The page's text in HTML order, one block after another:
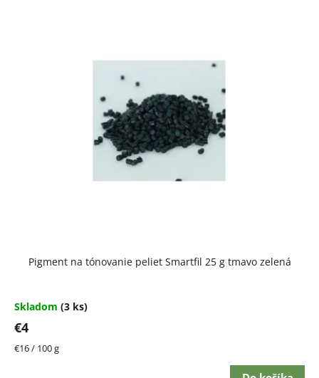
Pigment na tónovanie peliet Smartfil 25 g tmavo zelená
Skladom (3 ks)
€4
Jednotková
€16 / 100 g